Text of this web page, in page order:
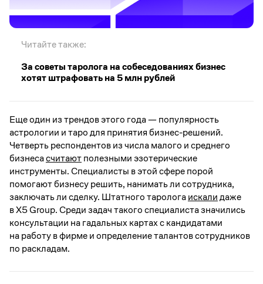
Читайте также:
За советы таролога на собеседованиях бизнес
хотят штрафовать на 5 млн рублей
Еще один из трендов этого года — популярность
астрологии и таро для принятия бизнес-решений.
Четверть респондентов из числа малого и среднего
бизнесасчитаютполезными эзотерические
инструменты. Специалисты в этой сфере порой
помогают бизнесу решить, нанимать ли сотрудника,
заключать ли сделку. Штатного тарологаискалидаже
в X5 Group. Среди задач такого специалиста значились
консультации на гадальных картах с кандидатами
на работу в фирме и определение талантов сотрудников
по раскладам.